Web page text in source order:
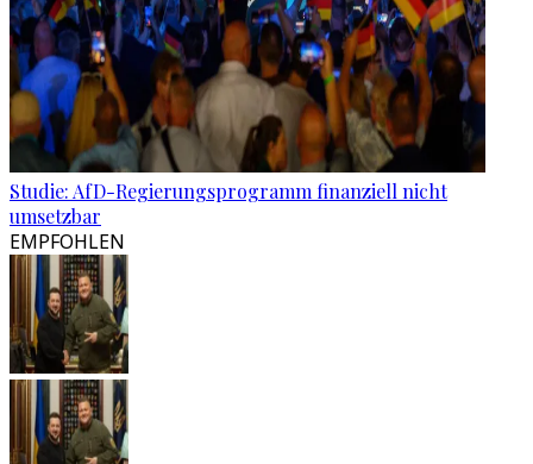
Studie: AfD-Regierungsprogramm finanziell nicht
umsetzbar
EMPFOHLEN